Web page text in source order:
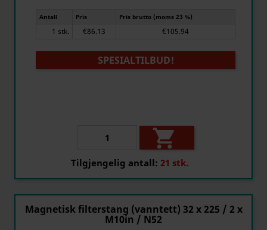
Antall Pris Pris brutto (moms 23 %)
1 stk. €86.13 €105.94
SPESIALTILBUD!

Tilgjengelig antall: 21 stk.
Magnetisk filterstang (vanntett) 32 x 225 / 2 x
M10in / N52